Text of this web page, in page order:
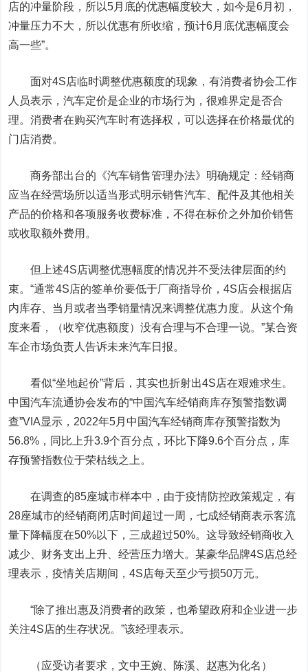
店的冲量阶段，所以5月底的优惠幅度较大，如今是6月初，
冲量压力不大，所以优惠有所收缩，预计6月底优惠幅度会
高一些”。
面对4S店临时调整优惠额度的现象，有消费者协会工作
人员表示，汽车定价是企业的市场行为，很难界定是否合
理。消费者在购买汽车时有选择权，可以选择在价格最优的
门店消费。
商务部出台的《汽车销售管理办法》明确规定：经销商
应当在经营场所以适当形式明示销售汽车、配件及其他相关
产品的价格和各项服务收费标准，不得在标价之外加价销售
或收取额外费用。
但上述4S店调整优惠幅度的情况并不受法律层面的约
束。“通常4S店的签单价要低于厂商指导价，4S店会根据店
内库存、当月或者当季销量情况来调整优惠力度。从这个角
度来看，（收窄优惠额度）没有合理与不合理一说。”某合资
车企市场负责人告诉未来汽车日报。
看似“坐地起价”背后，其实也折射出4S店在艰难求生。
中国汽车流通协会发布的“中国汽车经销商库存预警指数调
查”VIA显示，2022年5月中国汽车经销商库存预警指数为
56.8%，同比上升3.9个百分点，环比下降9.6个百分点，库
存预警指数位于荣枯线之上。
在调查的85座城市样本中，由于疫情防控政策规定，有
28座城市的经销商闭店时间超过一周，七成经销商表示客流
量下降幅度在50%以下，三成超过50%。这导致经销商收入
减少、财务支出上升、经营压力增大。某豪华品牌4S店总经
理表示，疫情关店期间，4S店每天至少亏损50万元。
“除了推出惠及消费者的政策，也希望政府和企业进一步
关注4S店的生存状况。”该经理表示。
（应受访者要求，文中王婉、陈溪、赵惠为化名）